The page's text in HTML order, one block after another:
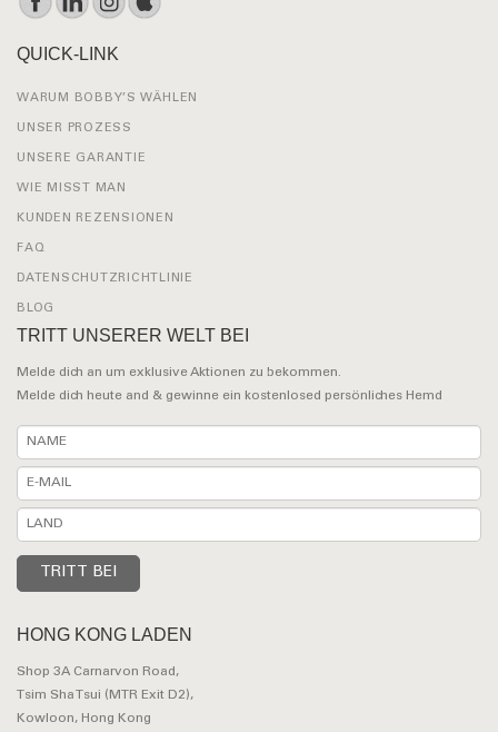
QUICK-LINK
WARUM BOBBY’S WÄHLEN
UNSER PROZESS
UNSERE GARANTIE
WIE MISST MAN
KUNDEN REZENSIONEN
FAQ
DATENSCHUTZRICHTLINIE
BLOG
TRITT UNSERER WELT BEI
Melde dich an um exklusive Aktionen zu bekommen.
Melde dich heute and & gewinne ein kostenlosed persönliches Hemd
HONG KONG LADEN
Shop 3A Carnarvon Road,
Tsim Sha Tsui (MTR Exit D2),
Kowloon, Hong Kong